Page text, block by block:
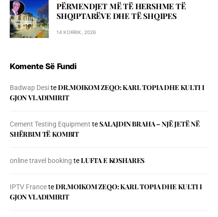
PËRMENDJET MË TË HERSHME TË
SHQIPTARËVE DHE TË SHQIPES
14 KORRIK, 2026
Komente Së Fundi
Badwap DesiteDR.MOIKOM ZEQO: KARL TOPIA DHE KULTI I
GJON VLADIMIRIT
Cement Testing Equipment teSALAJDIN BRAHA – NJЁ JETЁ NЁ
SHЁRBIM TЁ KOMBIT
online travel booking teLUFTA E KOSHARES
IPTV FranceteDR.MOIKOM ZEQO: KARL TOPIA DHE KULTI I
GJON VLADIMIRIT